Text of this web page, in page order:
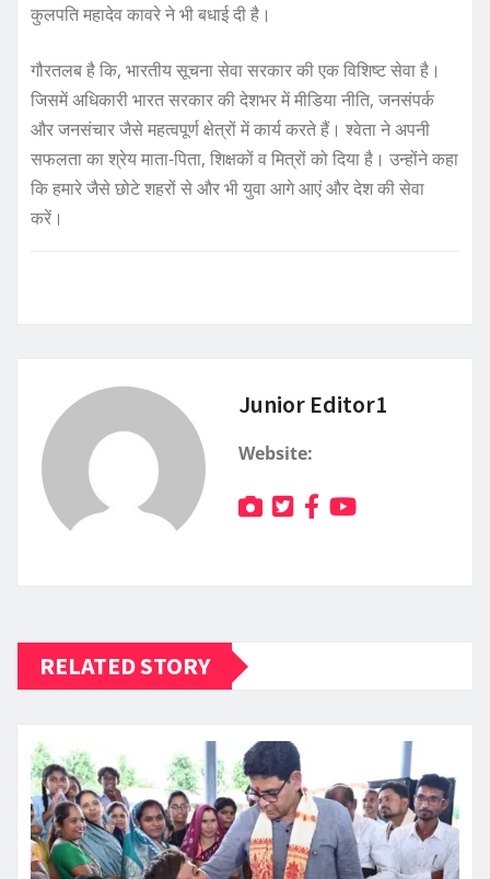
कुलपति महादेव कावरे ने भी बधाई दी है।
गौरतलब है कि, भारतीय सूचना सेवा सरकार की एक विशिष्ट सेवा है।
जिसमें अधिकारी भारत सरकार की देशभर में मीडिया नीति, जनसंपर्क
और जनसंचार जैसे महत्वपूर्ण क्षेत्रों में कार्य करते हैं। श्वेता ने अपनी
सफलता का श्रेय माता-पिता, शिक्षकों व मित्रों को दिया है। उन्होंने कहा
कि हमारे जैसे छोटे शहरों से और भी युवा आगे आएं और देश की सेवा
करें।
Junior Editor1
Website:
RELATED STORY